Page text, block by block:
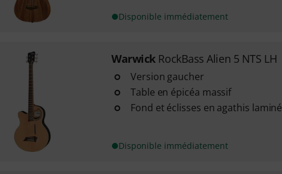
Disponible immédiatement
Warwick RockBass Alien 5 NTS LH
Version gaucher
Table en épicéa massif
Fond et éclisses en agathis laminé
Disponible immédiatement